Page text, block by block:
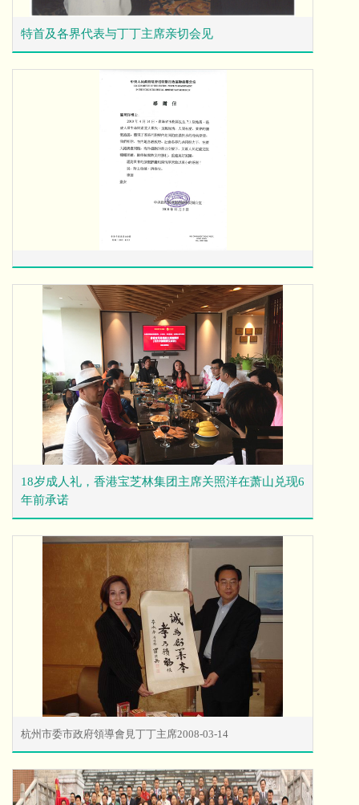
特首及各界代表与丁丁主席亲切会见
18岁成人礼，香港宝芝林集团主席关照洋在萧山兑现6
年前承诺
杭州市委市政府領導會見丁丁主席2008-03-14